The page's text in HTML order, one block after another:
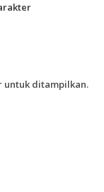
untuk ditampilkan.